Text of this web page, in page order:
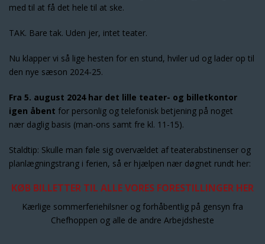
med til at få det hele til at ske.
TAK. Bare tak. Uden jer, intet teater.
Nu klapper vi så lige hesten for en stund, hviler ud og lader op til
den nye sæson 2024-25.
Fra 5. august 2024 har det lille teater- og billetkontor
igen åbent for personlig og telefonisk betjening på noget
nær daglig basis (man-ons samt fre kl. 11-15).
Staldtip: Skulle man føle sig overvældet af teaterabstinenser og
planlægningstrang i ferien, så er hjælpen nær døgnet rundt her:
KØB BILLETTER TIL ALLE VORES FORESTILLINGER HER
Kærlige sommerferiehilsner og forhåbentlig på gensyn fra
Chefhoppen og alle de andre Arbejdsheste